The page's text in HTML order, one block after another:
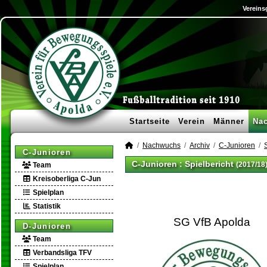
Startseite Verein Männer
C-Junioren
Team
Kreisoberliga C-Jun
Spielplan
Statistik
D-Junioren
Team
Verbandsliga TFV
Nachwuchs Archiv C-Junioren
C-Junioren :Spielbericht (2017/18)
SG VfB Apolda